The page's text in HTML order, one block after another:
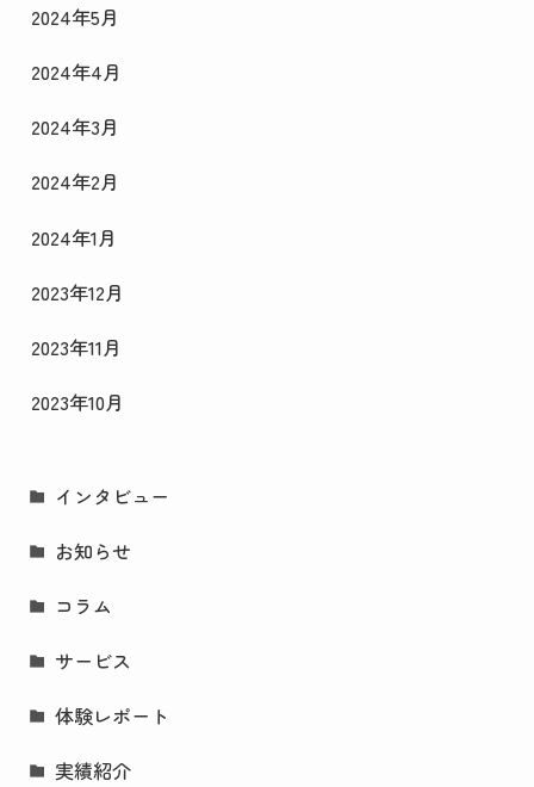
2024年5月
2024年4月
2024年3月
2024年2月
2024年1月
2023年12月
2023年11月
2023年10月
インタビュー
お知らせ
コラム
サービス
体験レポート
実績紹介